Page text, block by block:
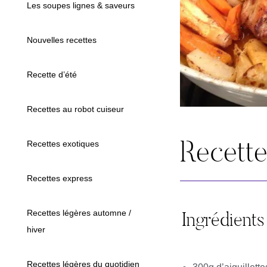
Les soupes lignes & saveurs
Nouvelles recettes
Recette d’été
Recettes au robot cuiseur
Recettes exotiques
Recettes express
Recettes légères automne /
hiver
Recettes légères du quotidien
Recette
Ingrédients